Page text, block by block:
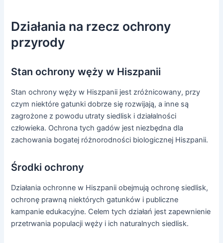
Działania na rzecz ochrony
przyrody
Stan ochrony węży w Hiszpanii
Stan ochrony węży w Hiszpanii jest zróżnicowany, przy
czym niektóre gatunki dobrze się rozwijają, a inne są
zagrożone z powodu utraty siedlisk i działalności
człowieka. Ochrona tych gadów jest niezbędna dla
zachowania bogatej różnorodności biologicznej Hiszpanii.
Środki ochrony
Działania ochronne w Hiszpanii obejmują ochronę siedlisk,
ochronę prawną niektórych gatunków i publiczne
kampanie edukacyjne. Celem tych działań jest zapewnienie
przetrwania populacji węży i ich naturalnych siedlisk.